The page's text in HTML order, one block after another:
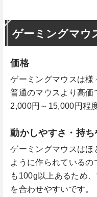
ゲーミングマウ
価格
ゲーミングマウスは様
普通のマウスより高価
2,000円～15,000円程
動かしやすさ・持ち
ゲーミングマウスはほ
ように作られている
も100g以上あるため
を合わせやすいです。